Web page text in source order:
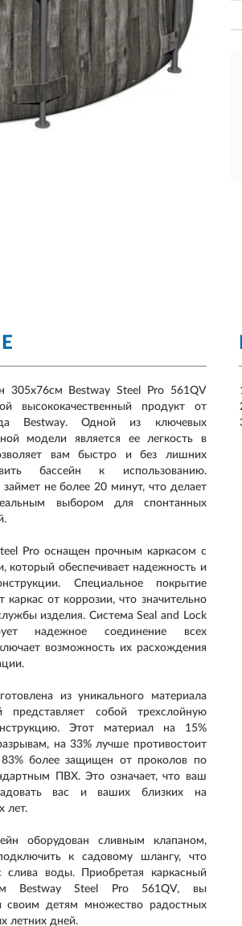
305х76см Bestway Steel Pro 561QV
высококачественный продукт от
Bestway. Одной из ключевых
модели является ее легкость в
вам быстро и без лишних
бассейн к использованию.
не более 20 минут, что делает
выбором для спонтанных
Pro оснащен прочным каркасом с
который обеспечивает надежность и
Специальное покрытие
каркас от коррозии, что значительно
изделия. Система Seal and Lock
надежное соединение всех
возможность их расхождения
из уникального материала
представляет собой трехслойную
Этот материал на 15%
на 33% лучше противостоит
более защищен от проколов по
ПВХ. Это означает, что ваш
вас и ваших близких на
лет.
оборудован сливным клапаном,
к садовому шлангу, что
слива воды. Приобретая каркасный
Bestway Steel Pro 561QV, вы
своим детям множество радостных
летних дней.